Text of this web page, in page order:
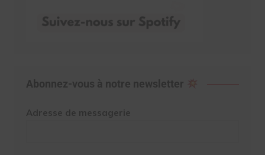
Abonnez-vous à notre newsletter
Adresse de messagerie